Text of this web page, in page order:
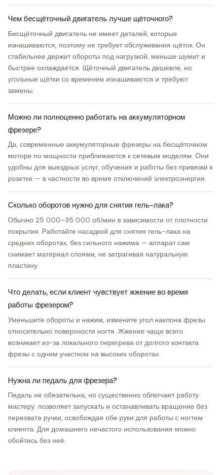
Чем бесщёточный двигатель лучше щёточного?
Бесщёточный двигатель не имеет деталей, которые
изнашиваются, поэтому не требует обслуживания щёток. Он
стабильнее держит обороты под нагрузкой, меньше шумит и
быстрее охлаждается. Щёточный двигатель дешевле, но
угольные щётки со временем изнашиваются и требуют
замены.
Можно ли полноценно работать на аккумуляторном
фрезере?
Да, современные аккумуляторные фрезеры на бесщёточном
моторе по мощности приближаются к сетевым моделям. Они
удобны для выездных услуг, обучения и работы без привязки к
розетке — в частности во время отключений электроэнергии.
Сколько оборотов нужно для снятия гель-лака?
Обычно 25 000–35 000 об/мин в зависимости от плотности
покрытия. Работайте насадкой для снятия гель-лака на
средних оборотах, без сильного нажима — аппарат сам
снимает материал слоями, не затрагивая натуральную
пластину.
Что делать, если клиент чувствует жжение во время
работы фрезером?
Уменьшите обороты и нажим, измените угол наклона фрезы
относительно поверхности ногтя. Жжение чаще всего
возникает из-за локального перегрева от долгого контакта
фрезы с одним участком на высоких оборотах.
Нужна ли педаль для фрезера?
Педаль не обязательна, но существенно облегчает работу
мастеру: позволяет запускать и останавливать вращение без
перехвата ручки, освобождая обе руки для работы с ногтем
клиента. Для домашнего нечастого использования можно
обойтись без неё.